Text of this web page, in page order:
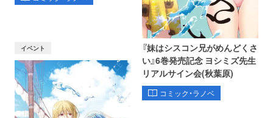
『妹はシスコン兄がめんどくさ
い』6巻発売記念 ヨシミズ先生
リアルサイン会(秋葉原)
コミック・ラノベ
イベント